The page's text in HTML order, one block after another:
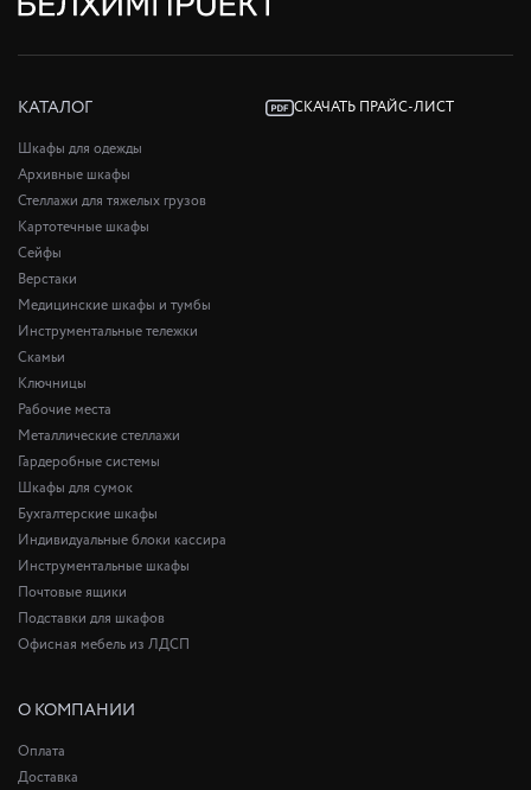
КАТАЛОГ СКАЧАТЬ ПРАЙС-ЛИСТ
Шкафы для одежды
Архивные шкафы
Стеллажи для тяжелых грузов
Картотечные шкафы
Сейфы
Верстаки
Медицинские шкафы и тумбы
Инструментальные тележки
Скамьи
Ключницы
Рабочие места
Металлические стеллажи
Гардеробные системы
Шкафы для сумок
Бухгалтерские шкафы
Индивидуальные блоки кассира
Инструментальные шкафы
Почтовые ящики
Подставки для шкафов
Офисная мебель из ЛДСП
О КОМПАНИИ
Оплата
Доставка